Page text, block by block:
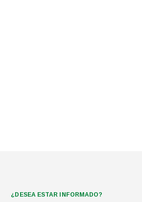
¿DESEA ESTAR INFORMADO?